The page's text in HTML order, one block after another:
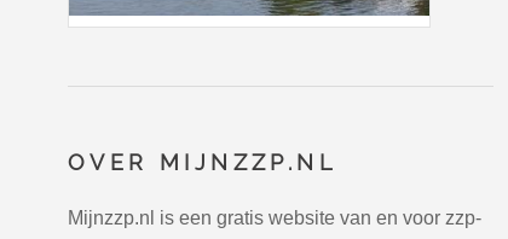
OVER MIJNZZP.NL
Mijnzzp.nl is een gratis website van en voor zzp-